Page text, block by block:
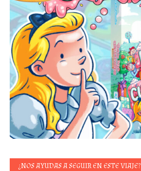
¿NOS AYUDAS A SEGUIR EN ESTE VIAJE?